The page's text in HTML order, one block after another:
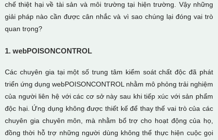
chế thiệt hại về tài sản và môi trường tại hiện trường. Vậy những
giải pháp nào cần được cân nhắc và vì sao chúng lại đóng vai trò
quan trọng?
1. webPOISONCONTROL
Các chuyên gia tại một số trung tâm kiểm soát chất độc đã phát
triển ứng dụng webPOISONCONTROL nhằm mô phỏng trải nghiệm
của người liên hệ với các cơ sở này sau khi tiếp xúc với sản phẩm
độc hại. Ứng dụng không được thiết kế để thay thế vai trò của các
chuyên gia chuyên môn, mà nhằm bổ trợ cho hoạt động của họ,
đồng thời hỗ trợ những người dùng không thể thực hiện cuộc gọi